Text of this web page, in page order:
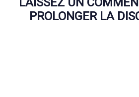
PROLONGER LA